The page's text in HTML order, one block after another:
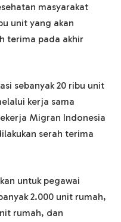
masyarakat
unit yang akan
terima pada akhir
sebanyak 20 ribu unit
kerja sama
Migran Indonesia
serah terima
untuk pegawai
2.000 unit rumah,
rumah, dan